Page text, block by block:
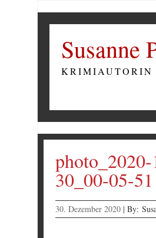
Susanne
KRIMIAUTORIN
30_00-05-51
30. Dezember 2020 | By: